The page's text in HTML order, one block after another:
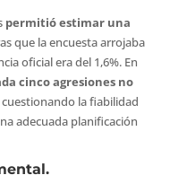
permitió estimar una
que la encuesta arrojaba
oficial era del 1,6%. En
cinco agresiones no
cuestionando la fiabilidad
adecuada planificación